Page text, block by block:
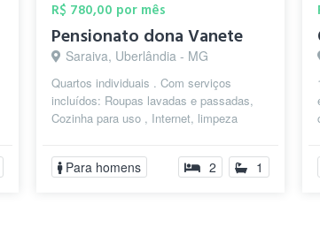
R$ 780,00 por mês
Pensionato dona Vanete
Saraiva, Uberlândia - MG
Quartos individuais . Com serviços
incluídos: Roupas lavadas e passadas,
Cozinha para uso , Internet, limpeza
Para homens 2 1